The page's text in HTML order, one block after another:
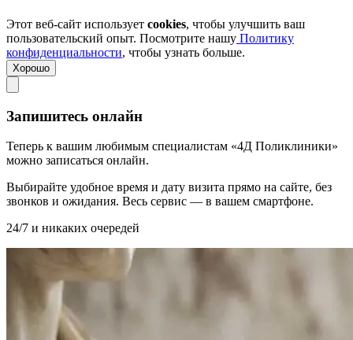
Этот веб-сайт использует cookies, чтобы улучшить ваш
пользовательский опыт. Посмотрите нашу Политику
конфиденциальности, чтобы узнать больше.
Хорошо
Запишитесь онлайн
Теперь к вашим любимым специалистам «4Д Поликлиники»
можно записаться онлайн.
Выбирайте удобное время и дату визита прямо на сайте, без
звонков и ожидания. Весь сервис — в вашем смартфоне.
24/7 и никаких очередей